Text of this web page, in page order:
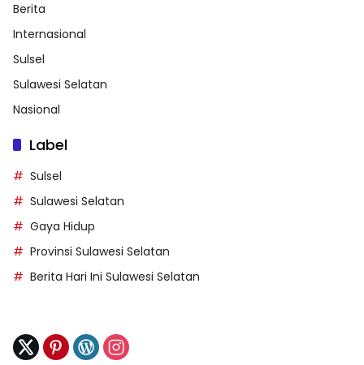
Berita
Internasional
Sulsel
Sulawesi Selatan
Nasional
Label
Sulsel
Sulawesi Selatan
Gaya Hidup
Provinsi Sulawesi Selatan
Berita Hari Ini Sulawesi Selatan